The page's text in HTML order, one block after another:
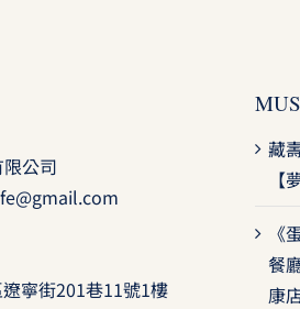
公司
寧街201巷11號1樓
藏
《
餐
康